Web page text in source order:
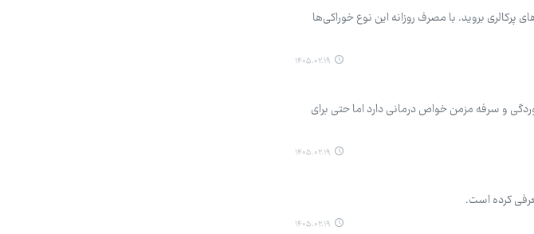
بروید. با مصرف روزانه این نوع خوراکی‌ها
۱۴۰۵.۰۲.۱۹
و سرفه مزمن خواص درمانی دارد اما حتی برای
۱۴۰۵.۰۲.۱۹
۱۴۰۵.۰۲.۱۹